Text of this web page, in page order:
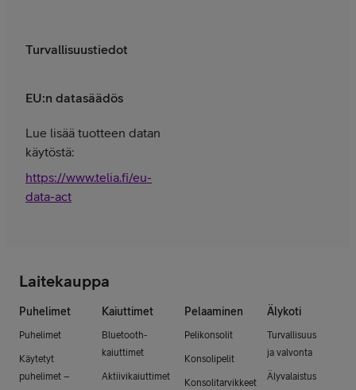
Turvallisuustiedot
EU:n datasäädös
Lue lisää tuotteen datan
käytöstä:
https://www.telia.fi/eu-
data-act
Laitekauppa
Puhelimet
Puhelimet
Käytetyt
puhelimet –
Kaiuttimet
Bluetooth-
kaiuttimet
Aktiivikaiuttimet
Pelaaminen
Pelikonsolit
Konsolipelit
Konsolitarvikkeet
Älykoti
Turvallisuus
ja valvonta
Älyvalaistus